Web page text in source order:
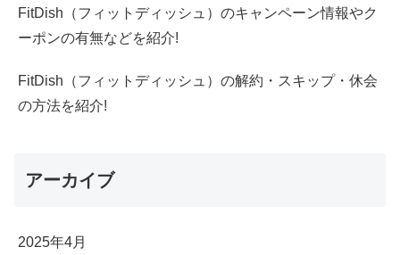
FitDish（フィットディッシュ）のキャンペーン情報やク
ーポンの有無などを紹介!
FitDish（フィットディッシュ）の解約・スキップ・休会
の方法を紹介!
アーカイブ
2025年4月